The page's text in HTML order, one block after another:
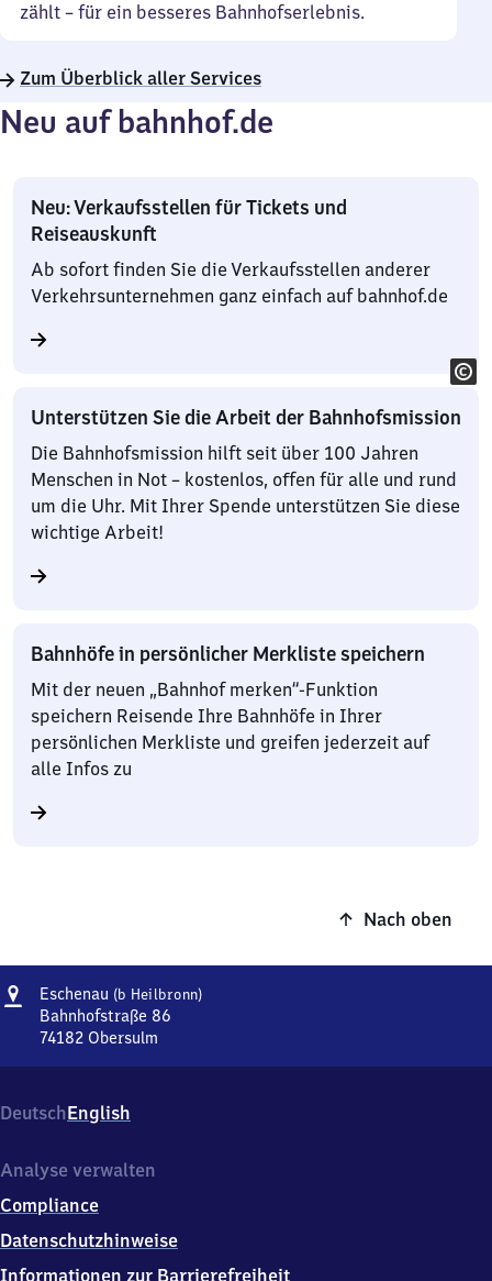
zählt – für ein besseres Bahnhofserlebnis.
Zum Überblick aller Services
Neu auf bahnhof.de
Neu: Verkaufsstellen für Tickets und
Reiseauskunft
Ab sofort finden Sie die Verkaufsstellen anderer
Verkehrsunternehmen ganz einfach auf bahnhof.de
Unterstützen Sie die Arbeit der Bahnhofsmission
Die Bahnhofsmission hilft seit über 100 Jahren
Menschen in Not – kostenlos, offen für alle und rund
um die Uhr. Mit Ihrer Spende unterstützen Sie diese
wichtige Arbeit!
Bahnhöfe in persönlicher Merkliste speichern
Mit der neuen „Bahnhof merken“-Funktion
speichern Reisende Ihre Bahnhöfe in Ihrer
persönlichen Merkliste und greifen jederzeit auf
alle Infos zu
Nach oben
Adresse
Eschenau (b Heilbronn)Eschenau
Bahnhofstraße 86
74182 Obersulm
Heilbronn),
Bahnhofstraße
7
1
8
DeutschEnglish
Analyse verwalten
Compliance
Datenschutzhinweise
Informationen zur Barrierefreiheit